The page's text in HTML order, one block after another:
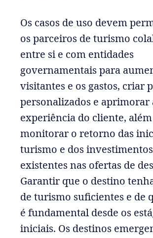
Os casos de uso devem
os parceiros de turismo
entre si e com entidades
governamentais para
visitantes e os gastos, criar
personalizados e aprimorar
experiência do cliente,
monitorar o retorno das
turismo e dos investimentos
existentes nas ofertas de
Garantir que o destino
de turismo suficientes e de
é fundamental desde os
iniciais. Os destinos